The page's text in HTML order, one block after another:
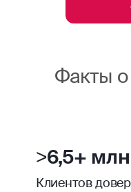
Факты о
>6,5+ млн
Клиентов